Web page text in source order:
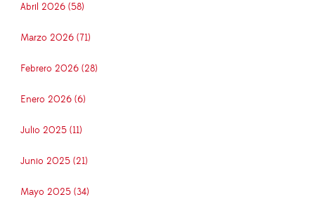
Abril 2026 (58)
Marzo 2026 (71)
Febrero 2026 (28)
Enero 2026 (6)
Julio 2025 (11)
Junio 2025 (21)
Mayo 2025 (34)